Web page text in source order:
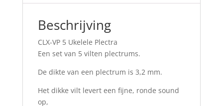
Beschrijving
CLX-VP 5 Ukelele Plectra
Een set van 5 vilten plectrums.
De dikte van een plectrum is 3,2 mm.
Het dikke vilt levert een fijne, ronde sound
op,